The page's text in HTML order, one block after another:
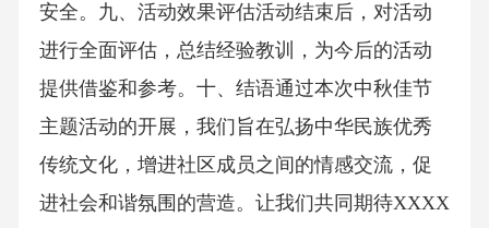
安全。九、活动效果评估活动结束后，对活动
进行全面评估，总结经验教训，为今后的活动
提供借鉴和参考。十、结语通过本次中秋佳节
主题活动的开展，我们旨在弘扬中华民族优秀
传统文化，增进社区成员之间的情感交流，促
进社会和谐氛围的营造。让我们共同期待XXXX